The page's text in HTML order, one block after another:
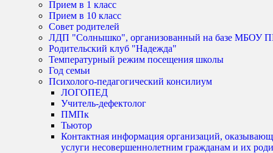
Прием в 1 класс
Прием в 10 класс
Совет родителей
ЛДП "Солнышко", организованный на базе
Родительский клуб "Надежда"
Температурный режим посещения школы
Год семьи
Психолого-педагогический консилиум
ЛОГОПЕД
Учитель-дефектолог
ПМПк
Тьютор
Контактная информация организаций,
услуги несовершеннолетним гражданам и их